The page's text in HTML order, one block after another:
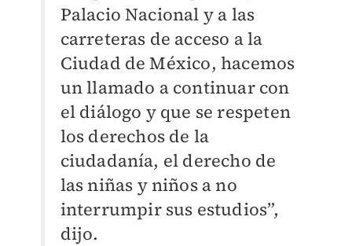
Palacio Nacional y a las
carreteras de acceso a la
Ciudad de México, hacemos
un llamado a continuar con
el diálogo y que se respeten
los derechos de la
ciudadanía, el derecho de
las niñas y niños a no
interrumpir sus estudios”,
dijo.